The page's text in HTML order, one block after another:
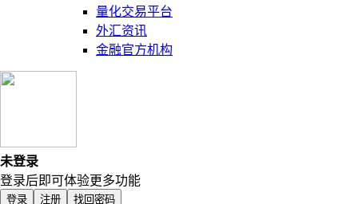
量化交易平台
外汇资讯
金融官方机构
未登录
登录后即可体验更多功能
登录 注册 找回密码